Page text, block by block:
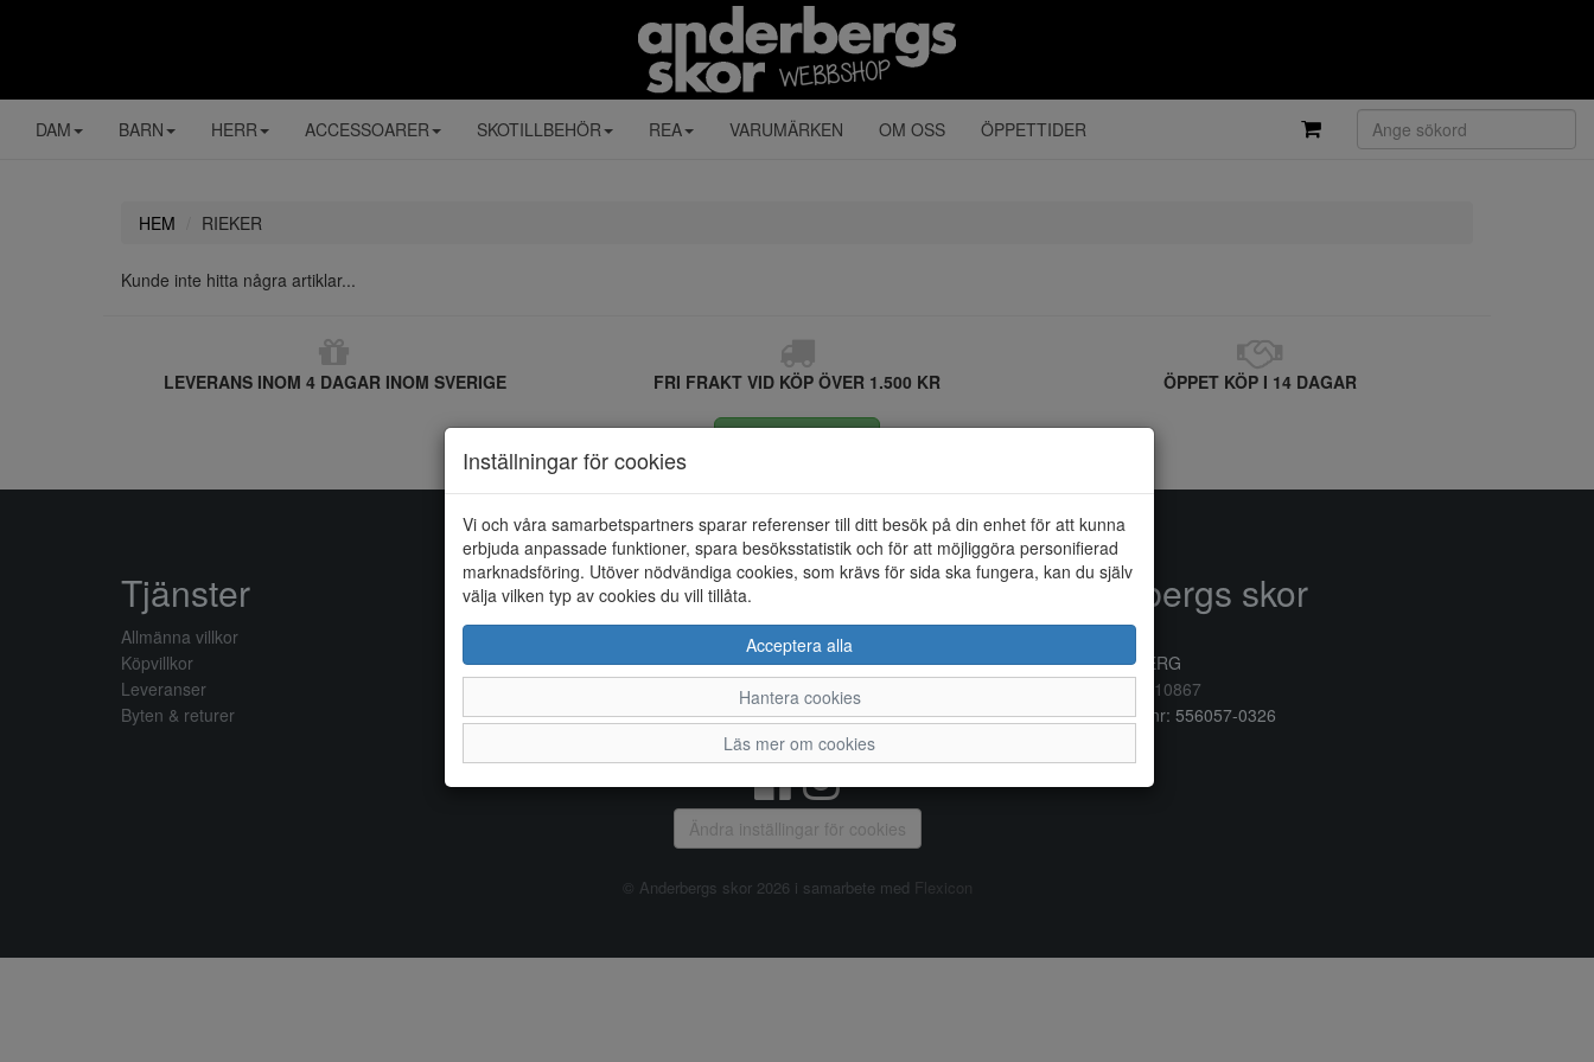
DAM BARN HERR ACCESSOARER SKOTILLBEHÖR REA VARUMÄRKEN OM OSS ÖPPETTIDER
HEM RIEKER
Kunde inte hitta några artiklar...
LEVERANS INOM 4 DAGAR INOM SVERIGE FRI FRAKT VID KÖP ÖVER 1.500 KR ÖPPET KÖP I 14 DAGAR
Inställningar för cookies
Vi och våra samarbetspartners sparar referenser till ditt besök på din enhet för att kunna
erbjuda anpassade funktioner, spara besöksstatistik och för att möjliggöra personifierad
marknadsföring. Utöver nödvändiga cookies, som krävs för sida ska fungera, kan du själv
välja vilken typ av cookies du vill tillåta.
Acceptera alla
Hantera cookies
Läs mer om cookies
Tjänster
Allmänna villkor
Köpvillkor
Leveranser
Byten & returer
Allmänt
Om oss
Öppettider
Anderbergs skor
432 41 VARBERG
0340/10867
Organisationsnr: 556057-0326
Ändra inställingar för cookies
© Anderbergs skor 2026 i samarbete med Flexicon